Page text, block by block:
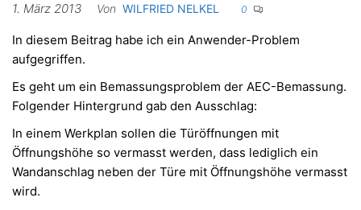
1. März 2013 Von WILFRIED NELKEL 0
In diesem Beitrag habe ich ein Anwender-Problem
aufgegriffen.
Es geht um ein Bemassungsproblem der AEC-Bemassung.
Folgender Hintergrund gab den Ausschlag:
In einem Werkplan sollen die Türöffnungen mit
Öffnungshöhe so vermasst werden, dass lediglich ein
Wandanschlag neben der Türe mit Öffnungshöhe vermasst
wird.